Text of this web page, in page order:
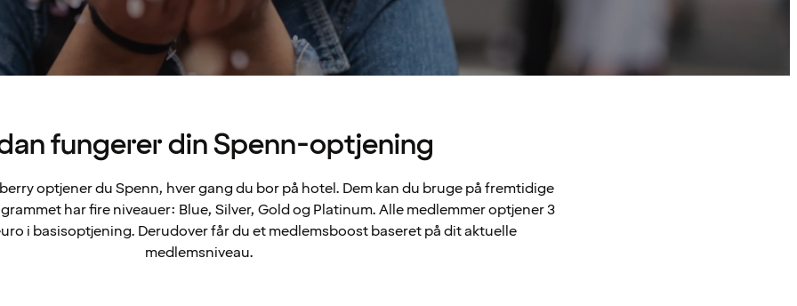
fungerer din Spenn-optjening
optjener du Spenn, hver gang du bor på hotel. Dem kan du bruge på fremtidige
har fire niveauer: Blue, Silver, Gold og Platinum. Alle medlemmer optjener 3
i basisoptjening. Derudover får du et medlemsboost baseret på dit aktuelle
medlemsniveau.